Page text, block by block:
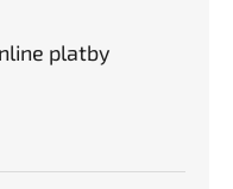
platby